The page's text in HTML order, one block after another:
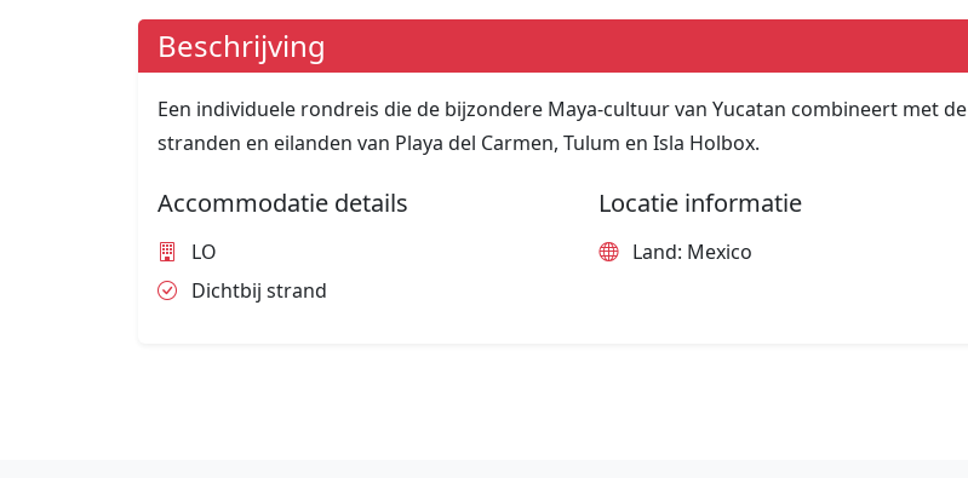
Beschrijving
Een individuele rondreis die de bijzondere Maya-cultuur van Yucatan combineert met de
stranden en eilanden van Playa del Carmen, Tulum en Isla Holbox.
Accommodatie details
LO
Dichtbij strand
Locatie informatie
Land: Mexico